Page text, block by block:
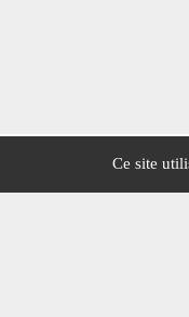
Ce site